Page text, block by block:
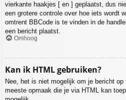
vierkante haakjes [ en ] geplaatst, dus
een grotere controle over hoe iets wordt
omtrent BBCode is te vinden in de
een bericht plaatst.
Omhoog
Kan ik HTML gebruiken?
Nee, het is niet mogelijk om je bericht
meeste opmaak die je via HTML kan